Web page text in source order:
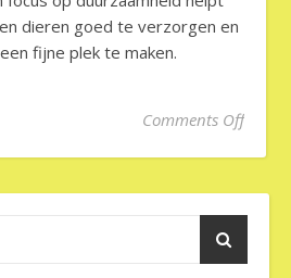
dieren goed te verzorgen en
fijne plek te maken.
Comments Offon